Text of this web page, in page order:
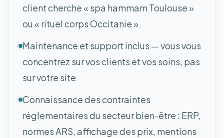
client cherche « spa hammam Toulouse »
ou « rituel corps Occitanie »
Maintenance et support inclus — vous vous
concentrez sur vos clients et vos soins, pas
sur votre site
Connaissance des contraintes
réglementaires du secteur bien-être : ERP,
normes ARS, affichage des prix, mentions